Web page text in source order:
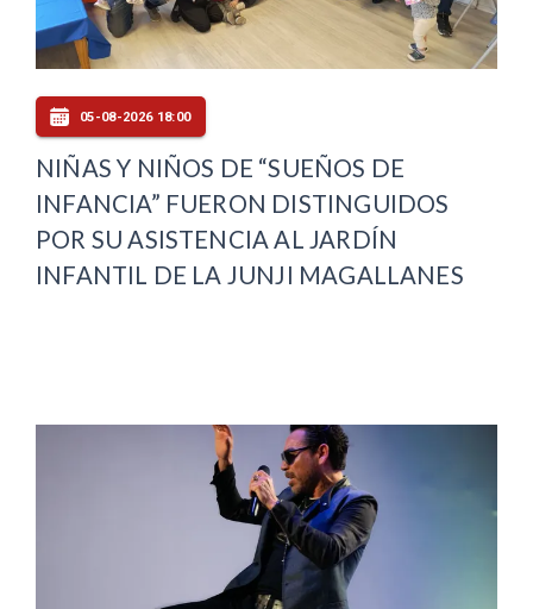
05-08-2026 18:00
NIÑAS Y NIÑOS DE “SUEÑOS DE
INFANCIA” FUERON DISTINGUIDOS
POR SU ASISTENCIA AL JARDÍN
INFANTIL DE LA JUNJI MAGALLANES